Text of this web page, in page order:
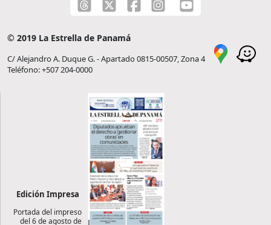
© 2019 La Estrella de Panamá
C/ Alejandro A. Duque G. - Apartado 0815-00507, Zona 4
Teléfono: +507 204-0000
Edición Impresa
Portada del impreso
del 6 de agosto de